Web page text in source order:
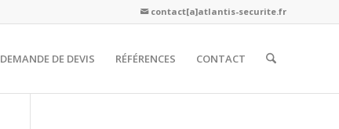
contact[a]atlantis-securite.fr
DEMANDE DE DEVIS RÉFÉRENCES CONTACT